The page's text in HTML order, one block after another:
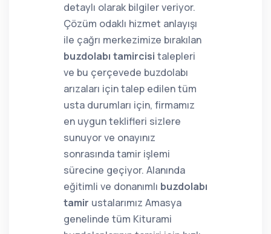
detaylı olarak bilgiler veriyor.
Çözüm odaklı hizmet anlayışı
ile çağrı merkezimize bırakılan
buzdolabı tamircisi talepleri
ve bu çerçevede buzdolabı
arızaları için talep edilen tüm
usta durumları için, firmamız
en uygun teklifleri sizlere
sunuyor ve onayınız
sonrasında tamir işlemi
sürecine geçiyor. Alanında
eğitimli ve donanımlı buzdolabı
tamir ustalarımız Amasya
genelinde tüm Kiturami